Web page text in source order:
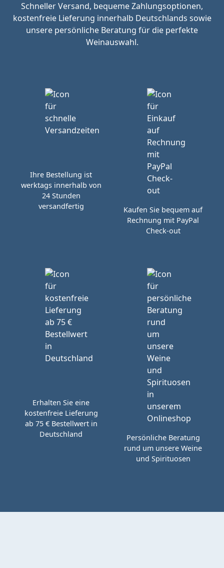
Schneller Versand, bequeme Zahlungsoptionen,
kostenfreie Lieferung innerhalb Deutschlands sowie
unsere persönliche Beratung für die perfekte
Weinauswahl.
Ihre Bestellung ist
werktags innerhalb von
24 Stunden
versandfertig
Kaufen Sie bequem auf
Rechnung mit PayPal
Check-out
Erhalten Sie eine
kostenfreie Lieferung
ab 75 € Bestellwert in
Deutschland
Persönliche Beratung
rund um unsere Weine
und Spirituosen